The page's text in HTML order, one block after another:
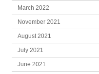
March 2022
November 2021
August 2021
July 2021
June 2021